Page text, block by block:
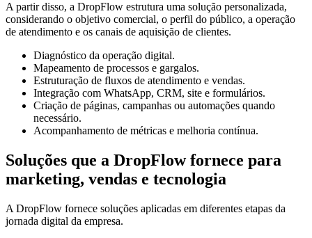
A partir disso, a DropFlow estrutura uma solução personalizada,
considerando o objetivo comercial, o perfil do público, a operação
de atendimento e os canais de aquisição de clientes.
Diagnóstico da operação digital.
Mapeamento de processos e gargalos.
Estruturação de fluxos de atendimento e vendas.
Integração com WhatsApp, CRM, site e formulários.
Criação de páginas, campanhas ou automações quando
necessário.
Acompanhamento de métricas e melhoria contínua.
Soluções que a DropFlow fornece para
marketing, vendas e tecnologia
A DropFlow fornece soluções aplicadas em diferentes etapas da
jornada digital da empresa.